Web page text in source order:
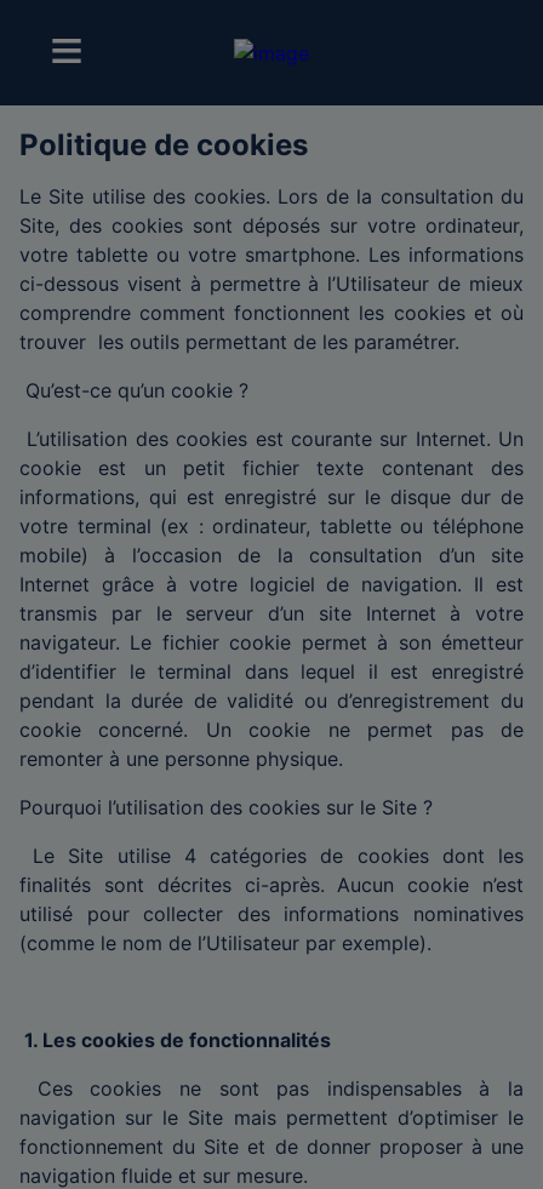
Politique de cookies
Le Site utilise des cookies. Lors de la consultation du
Site, des cookies sont déposés sur votre ordinateur,
votre tablette ou votre smartphone. Les informations
ci-dessous visent à permettre à l’Utilisateur de mieux
comprendre comment fonctionnent les cookies et où
trouver les outils permettant de les paramétrer.
Qu’est-ce qu’un cookie ?
L’utilisation des cookies est courante sur Internet. Un
cookie est un petit fichier texte contenant des
informations, qui est enregistré sur le disque dur de
votre terminal (ex : ordinateur, tablette ou téléphone
mobile) à l’occasion de la consultation d’un site
Internet grâce à votre logiciel de navigation. Il est
transmis par le serveur d’un site Internet à votre
navigateur. Le fichier cookie permet à son émetteur
d’identifier le terminal dans lequel il est enregistré
pendant la durée de validité ou d’enregistrement du
cookie concerné. Un cookie ne permet pas de
remonter à une personne physique.
Pourquoi l’utilisation des cookies sur le Site ?
Le Site utilise 4 catégories de cookies dont les
finalités sont décrites ci-après. Aucun cookie n’est
utilisé pour collecter des informations nominatives
(comme le nom de l’Utilisateur par exemple).
1. Les cookies de fonctionnalités
Ces cookies ne sont pas indispensables à la
navigation sur le Site mais permettent d’optimiser le
fonctionnement du Site et de donner proposer à une
navigation fluide et sur mesure.